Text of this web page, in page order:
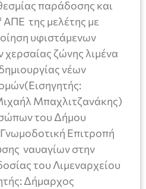
παράδοσης και
ΑΠΕ της μελέτης με
υφιστάμενων
χερσαίας ζώνης λιμένα
νέων
Μπαχλιτζανάκης)
του Δήμου
Επιτροπή
ναυαγίων στην
του Λιμεναρχείου
Δήμαρχος